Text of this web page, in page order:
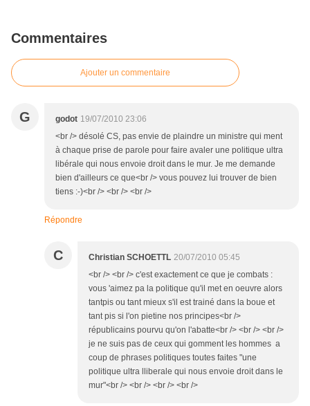
Commentaires
Ajouter un commentaire
G godot 19/07/2010 23:06
<br /> désolé CS, pas envie de plaindre un ministre qui ment
à chaque prise de parole pour faire avaler une politique ultra
libérale qui nous envoie droit dans le mur. Je me demande
bien d'ailleurs ce que<br /> vous pouvez lui trouver de bien
tiens :-)<br /> <br /> <br />
Répondre
C Christian SCHOETTL 20/07/2010 05:45
<br /> <br /> c'est exactement ce que je combats :
vous 'aimez pa la politique qu'il met en oeuvre alors
tantpis ou tant mieux s'il est trainé dans la boue et
tant pis si l'on pietine nos principes<br />
républicains pourvu qu'on l'abatte<br /> <br /> <br />
je ne suis pas de ceux qui gomment les hommes a
coup de phrases politiques toutes faites "une
politique ultra lliberale qui nous envoie droit dans le
mur"<br /> <br /> <br /> <br />